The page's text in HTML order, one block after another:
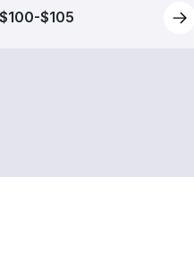
$100-$105